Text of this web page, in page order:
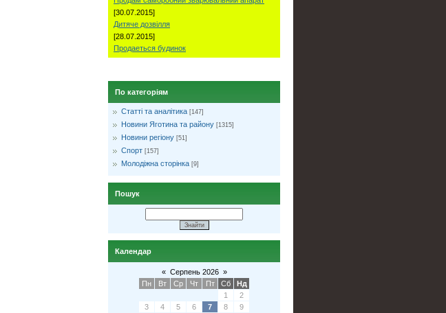
[30.07.2015]
Дитяче дозвілля
[28.07.2015]
Продаеться будинок
По категоріям
Статті та аналітика [147]
Новини Яготина та району [1315]
Новини регіону [51]
Спорт [157]
Молодіжна сторінка [9]
Пошук
Календар
« Серпень 2026 »
Пн
Вт Ср Чт Пт Сб
Нд
1
2
3
4 5 6 7 8
9